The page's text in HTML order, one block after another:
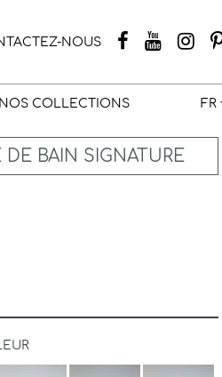
NOUS
NOS COLLECTIONS FR
BAIN SIGNATURE